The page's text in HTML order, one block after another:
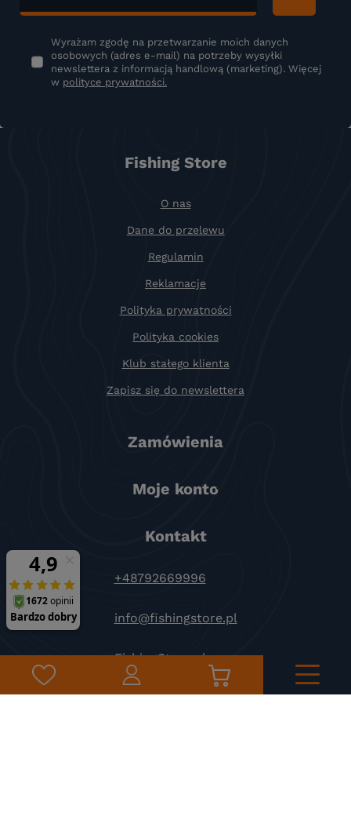
Wyrażam zgodę na przetwarzanie moich danych
osobowych (adres e-mail) na potrzeby wysyłki
newslettera z informacją handlową (marketing). Więcej
w polityce prywatności.
Fishing Store
O nas
Dane do przelewu
Regulamin
Reklamacje
Polityka prywatności
Polityka cookies
Klub stałego klienta
Zapisz się do newslettera
Zamówienia
Moje konto
Kontakt
+48792669996
info@fishingstore.pl
FishingStore.pl
Kuznocin 1